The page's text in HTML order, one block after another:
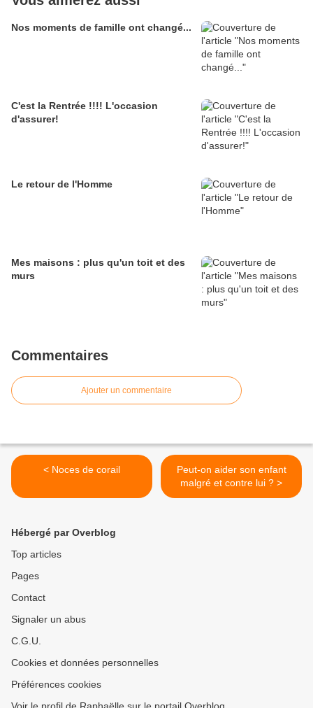
Nos moments de famille ont changé...
C'est la Rentrée !!!! L'occasion
d'assurer!
Le retour de l'Homme
Mes maisons : plus qu'un toit et des
murs
Commentaires
Ajouter un commentaire
< Noces de corail
Peut-on aider son enfant
malgré et contre lui ? >
Hébergé par Overblog
Top articles
Pages
Contact
Signaler un abus
C.G.U.
Cookies et données personnelles
Préférences cookies